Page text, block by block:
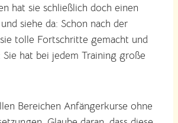
hat sie schließlich doch einen
siehe da: Schon nach der
tolle Fortschritte gemacht und
hat bei jedem Training große
Bereichen Anfängerkurse ohne